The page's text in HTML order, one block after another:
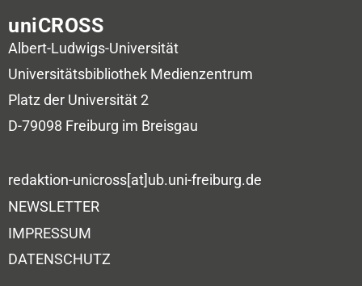
uniCROSS
Albert-Ludwigs-Universität
Universitätsbibliothek Medienzentrum
Platz der Universität 2
D-79098 Freiburg im Breisgau
redaktion-unicross[at]ub.uni-freiburg.de
NEWSLETTER
IMPRESSUM
DATENSCHUTZ